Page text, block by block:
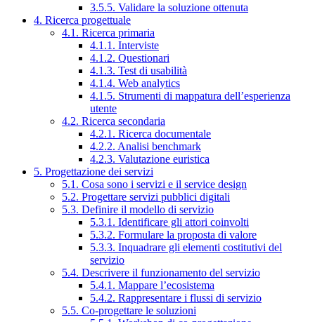
3.5.5. Validare la soluzione ottenuta
4. Ricerca progettuale
4.1. Ricerca primaria
4.1.1. Interviste
4.1.2. Questionari
4.1.3. Test di usabilità
4.1.4. Web analytics
4.1.5. Strumenti di mappatura dell’esperienza
utente
4.2. Ricerca secondaria
4.2.1. Ricerca documentale
4.2.2. Analisi benchmark
4.2.3. Valutazione euristica
5. Progettazione dei servizi
5.1. Cosa sono i servizi e il service design
5.2. Progettare servizi pubblici digitali
5.3. Definire il modello di servizio
5.3.1. Identificare gli attori coinvolti
5.3.2. Formulare la proposta di valore
5.3.3. Inquadrare gli elementi costitutivi del
servizio
5.4. Descrivere il funzionamento del servizio
5.4.1. Mappare l’ecosistema
5.4.2. Rappresentare i flussi di servizio
5.5. Co-progettare le soluzioni